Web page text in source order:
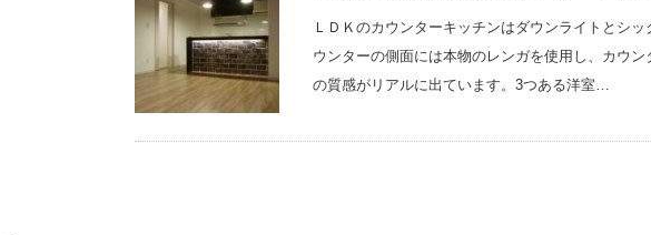
ＬＤＫのカウンターキッチンはダウンライトとシ
ウンターの側面には本物のレンガを使用し、カウ
の質感がリアルに出ています。3つある洋室…